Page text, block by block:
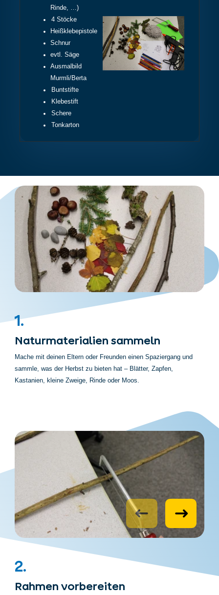
Rinde, …)
4 Stöcke
Heißklebepistole
Schnur
evtl. Säge
Ausmalbild
Murmli/Berta
Buntstifte
Klebestift
Schere
Tonkarton
1.
Naturmaterialien sammeln
Mache mit deinen Eltern oder Freunden einen Spaziergang und
sammle, was der Herbst zu bieten hat – Blätter, Zapfen,
Kastanien, kleine Zweige, Rinde oder Moos.
2.
Rahmen vorbereiten